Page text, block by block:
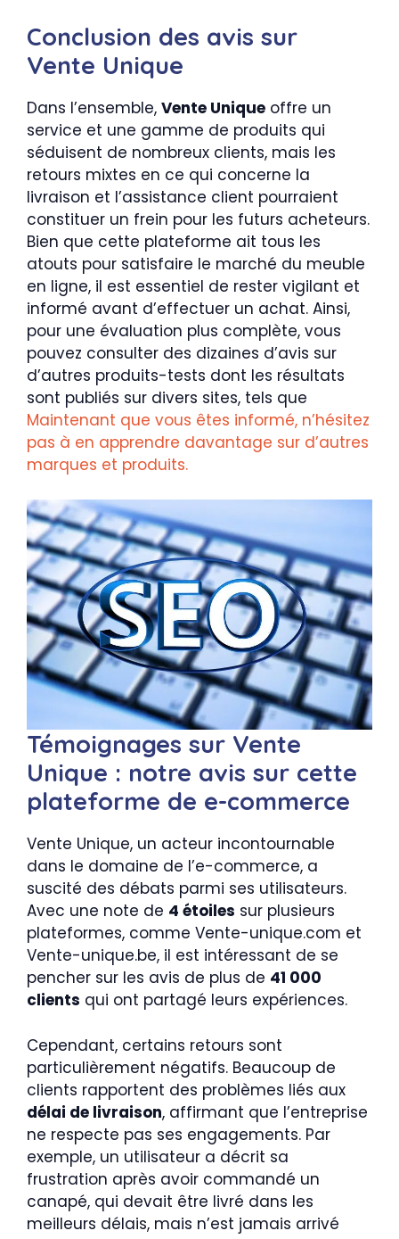
Conclusion des avis sur
Vente Unique
Dans l’ensemble, Vente Unique offre un
service et une gamme de produits qui
séduisent de nombreux clients, mais les
retours mixtes en ce qui concerne la
livraison et l’assistance client pourraient
constituer un frein pour les futurs acheteurs.
Bien que cette plateforme ait tous les
atouts pour satisfaire le marché du meuble
en ligne, il est essentiel de rester vigilant et
informé avant d’effectuer un achat. Ainsi,
pour une évaluation plus complète, vous
pouvez consulter des dizaines d’avis sur
d’autres produits-tests dont les résultats
sont publiés sur divers sites, tels que
Maintenant que vous êtes informé, n’hésitez
pas à en apprendre davantage sur d’autres
marques et produits.
Témoignages sur Vente
Unique : notre avis sur cette
plateforme de e-commerce
Vente Unique, un acteur incontournable
dans le domaine de l’e-commerce, a
suscité des débats parmi ses utilisateurs.
Avec une note de 4 étoiles sur plusieurs
plateformes, comme Vente-unique.com et
Vente-unique.be, il est intéressant de se
pencher sur les avis de plus de 41 000
clients qui ont partagé leurs expériences.
Cependant, certains retours sont
particulièrement négatifs. Beaucoup de
clients rapportent des problèmes liés aux
délai de livraison, affirmant que l’entreprise
ne respecte pas ses engagements. Par
exemple, un utilisateur a décrit sa
frustration après avoir commandé un
canapé, qui devait être livré dans les
meilleurs délais, mais n’est jamais arrivé